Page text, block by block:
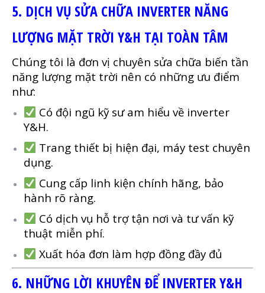
5. DỊCH VỤ SỬA CHỮA INVERTER NĂNG
LƯỢNG MẶT TRỜI Y&H TẠI TOÀN TÂM
Chúng tôi là đơn vị chuyên sửa chữa biến tần
năng lượng mặt trời nên có những ưu điểm
như:
Có đội ngũ kỹ sư am hiểu về inverter
Y&H.
Trang thiết bị hiện đại, máy test chuyên
dụng.
Cung cấp linh kiện chính hãng, bảo
hành rõ ràng.
Có dịch vụ hỗ trợ tận nơi và tư vấn kỹ
thuật miễn phí.
Xuất hóa đơn làm hợp đồng đầy đủ
6. NHỮNG LỜI KHUYÊN ĐỂ INVERTER Y&H